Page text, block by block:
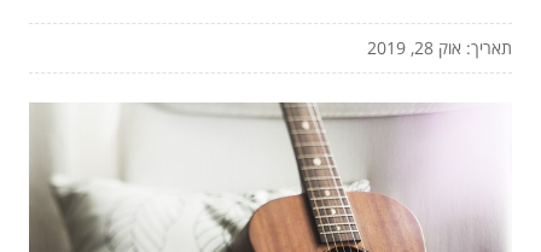
תאריך: אוק 28, 2019